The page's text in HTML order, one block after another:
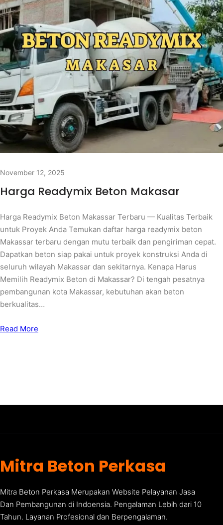
November 12, 2025
Harga Readymix Beton Makasar
Harga Readymix Beton Makassar Terbaru — Kualitas Terbaik
untuk Proyek Anda Temukan daftar harga readymix beton
Makassar terbaru dengan mutu terbaik dan pengiriman cepat.
Dapatkan beton siap pakai untuk proyek konstruksi Anda di
seluruh wilayah Makassar dan sekitarnya. Kenapa Harus
Memilih Readymix Beton di Makassar? Di tengah pesatnya
pembangunan kota Makassar, kebutuhan akan beton
berkualitas…
Read More
Mitra Beton Perkasa
Mitra Beton Perkasa Merupakan Website Pelayanan Jasa
Dan Pembangunan di Indoensia. Pengalaman Lebih dari 10
Tahun. Layanan Profesional dan Berpengalaman.